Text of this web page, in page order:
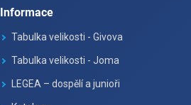
Informace
Tabulka velikosti - Givova
Tabulka velikosti - Joma
LEGEA – dospělí a junioři